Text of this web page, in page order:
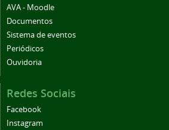
AVA - Moodle
Documentos
Sistema de eventos
Periódicos
Ouvidoria
Redes Sociais
Facebook
Instagram